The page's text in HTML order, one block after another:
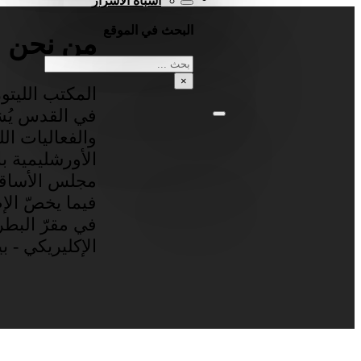
البحث في الموقع
بحث
×
من نحن
المكتب
في القدس
والفعاليات
الأورشليمية
مجلس
فيما يخصّ
في مقرّ
الإكليريكي -